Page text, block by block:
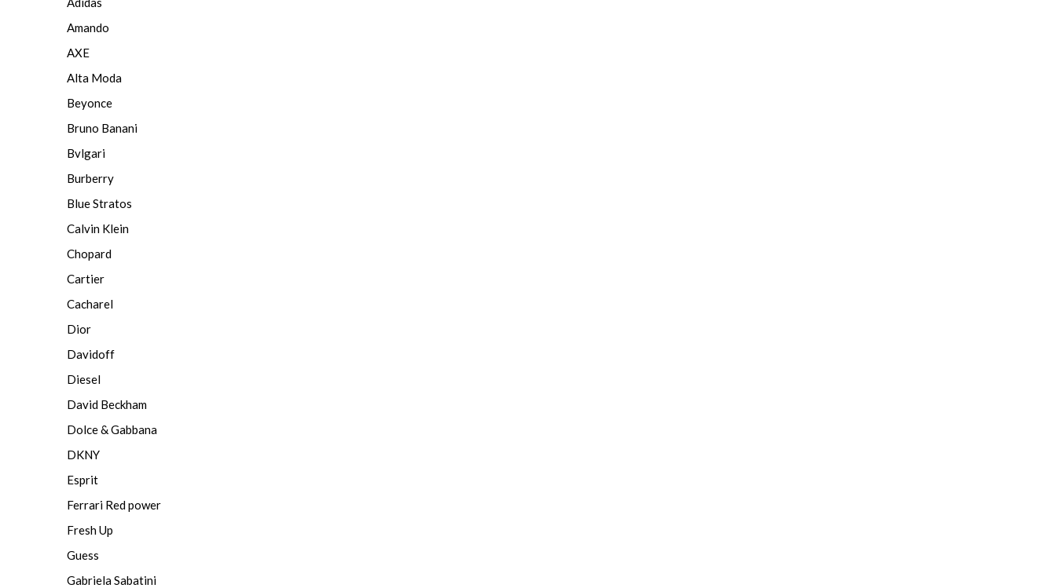
Amando
AXE
Al­ta Mo­da
Beyonce
Bruno Banani
Bvlgari
Burberry
Blue Stra­tos
Calvin Klein
Chopard
Cartier
Cacharel
Dior
Davidoff
Diesel
David Beckham
Dolce & Gabbana
DKNY
Esprit
Fer­ra­ri Red po­wer
Fresh Up
Guess
Gabriela Sabatini